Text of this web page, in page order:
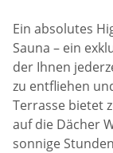
Ein absolutes
Sauna – ein
der Ihnen
zu entfliehen
Terrasse bietet
auf die Dächer
sonnige